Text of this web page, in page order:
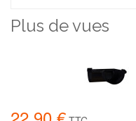
Plus de vues